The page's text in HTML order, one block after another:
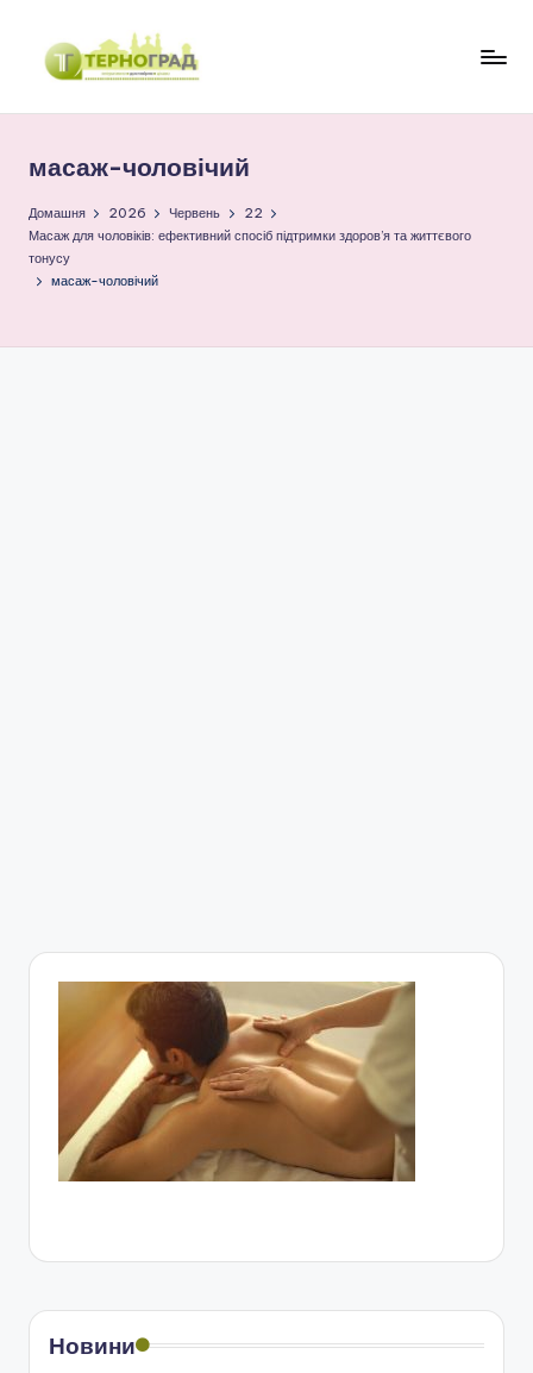
Перейти
р
н
о
масаж-чоловічий
Домашня 2026 Червень
22
Масаж для чоловіків: ефективний спосіб підтримки здоров’я та життєвого
тонусу
масаж-чоловічий
Новини